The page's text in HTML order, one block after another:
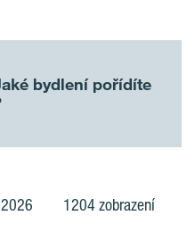
bydlení pořídíte
1204 zobrazení